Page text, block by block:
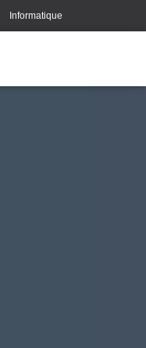
Informatique